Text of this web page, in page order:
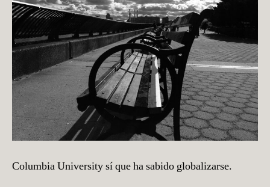
Columbia University sí que ha sabido globalizarse.